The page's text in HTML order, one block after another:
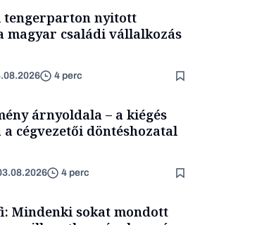
tengerparton nyitott
magyar családi vállalkozás
4 perc
árnyoldala – a kiégés
cégvezetői döntéshozatal
4 perc
Mindenki sokat mondott